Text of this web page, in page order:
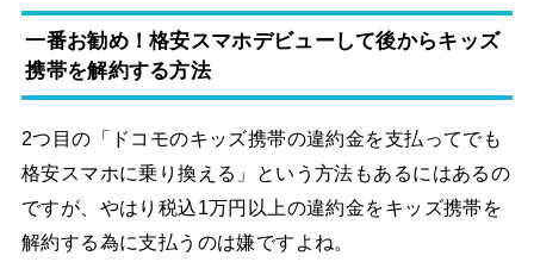
一番お勧め！格安スマホデビューして後からキッズ
携帯を解約する方法
2つ目の「ドコモのキッズ携帯の違約金を支払ってでも
格安スマホに乗り換える」という方法もあるにはあるの
ですが、やはり税込1万円以上の違約金をキッズ携帯を
解約する為に支払うのは嫌ですよね。